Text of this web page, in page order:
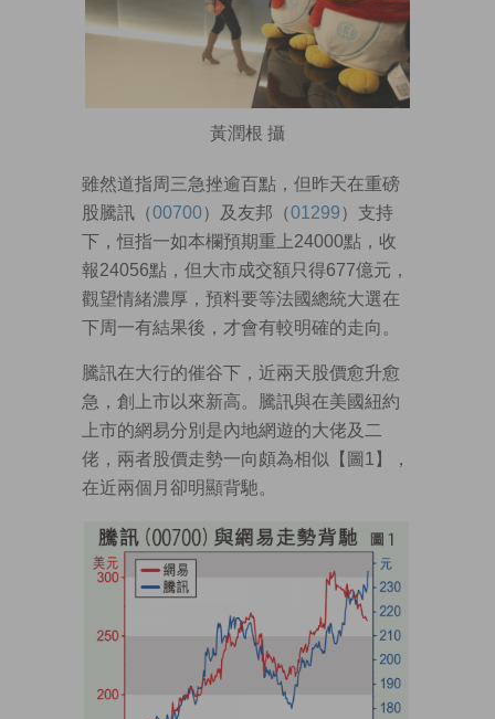
黃潤根 攝
雖然道指周三急挫逾百點，但昨天在重磅
股騰訊（00700）及友邦（01299）支持
下，恒指一如本欄預期重上24000點，收
報24056點，但大市成交額只得677億元，
觀望情緒濃厚，預料要等法國總統大選在
下周一有結果後，才會有較明確的走向。
騰訊在大行的催谷下，近兩天股價愈升愈
急，創上市以來新高。騰訊與在美國紐約
上市的網易分別是內地網遊的大佬及二
佬，兩者股價走勢一向頗為相似【圖1】，
在近兩個月卻明顯背馳。